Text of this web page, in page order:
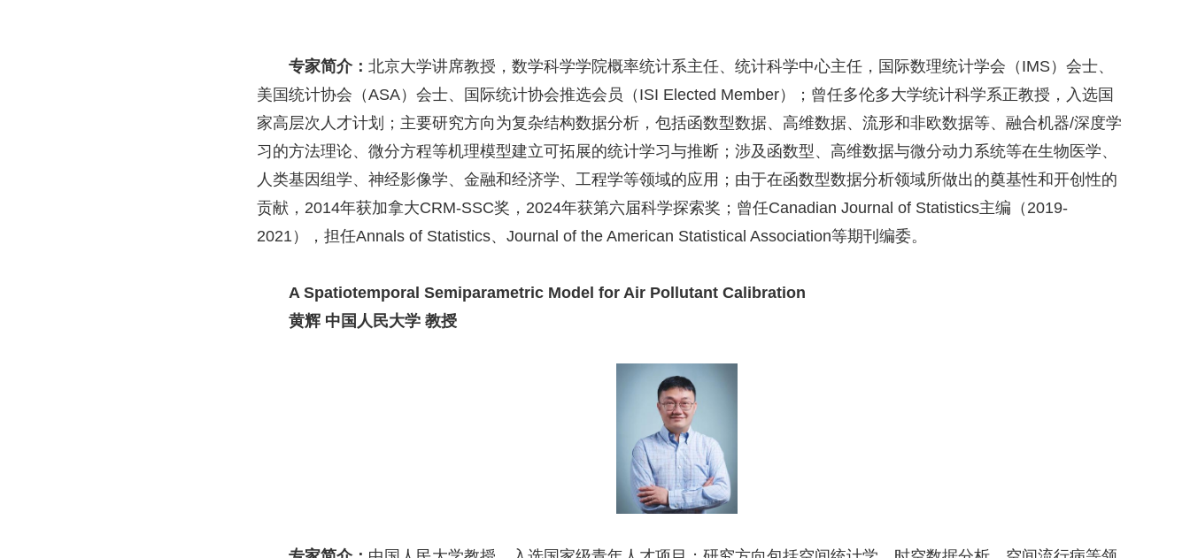
专家简介： 北京大学讲席教授，数学科学学院概率统计系主任、统计科学中心主任，国际数理统计学会（ IMS）会士、
美国统计协会（ASA）会士、国际统计协会推选会员（ ISI Elected Member）；曾任多伦多大学统计科学系正教授，入选国
家高层次人才计划；主要研究方向为复杂结构数据分析，包括函数型数据、高维数据、流形和非欧数据等、融合机器/深度学
习的方法理论、微分方程等机理模型建立可拓展的统计学习与推断；涉及函数型、高维数据与微分动力系统等在生物医学、
人类基因组学、神经影像学、金融和经济学、工程学等领域的应用；由于在函数型数据分析领域所做出的奠基性和开创性的
贡献， 2014年获加拿大CRM-SSC奖， 2024年获第六届科学探索奖；曾任Canadian Journal of Statistics主编（ 2019-
2021），担任Annals of Statistics、 Journal of the American Statistical Association等期刊编委。
A Spatiotemporal Semiparametric Model for Air Pollutant Calibration
黄辉 中国人民大学 教授